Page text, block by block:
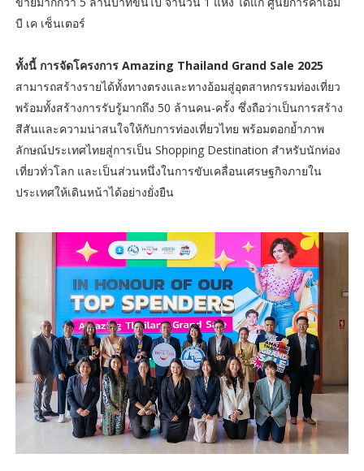
บี เค เซ็นเตอร์
ทั้งนี้ การจัดโครงการ Amazing Thailand Grand Sale 2025
สามารถสร้างรายได้ทั้งทางตรงและทางอ้อมสู่อุตสาหกรรมท่องเที่ยว
พร้อมทั้งสร้างการรับรู้มากถึง 50 ล้านคน-ครั้ง ซึ่งถือว่าเป็นการสร้าง
สีสันและความน่าสนใจให้กับการท่องเที่ยวไทย พร้อมตอกย้ำภาพ
ลักษณ์ประเทศไทยสู่การเป็น Shopping Destination สำหรับนักท่อง
เที่ยวทั่วโลก และเป็นส่วนหนึ่งในการขับเคลื่อนเศรษฐกิจภายใน
ประเทศให้เดินหน้าได้อย่างยั่งยืน